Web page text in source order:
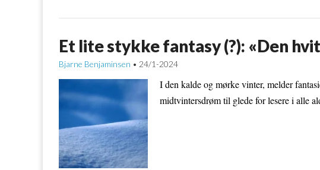
Et lite stykke fantasy (?): «Den
Bjarne Benjaminsen • 24/1-2024
I den kalde og mørke vinter, melder
midtvintersdrøm til glede for lesere i alle